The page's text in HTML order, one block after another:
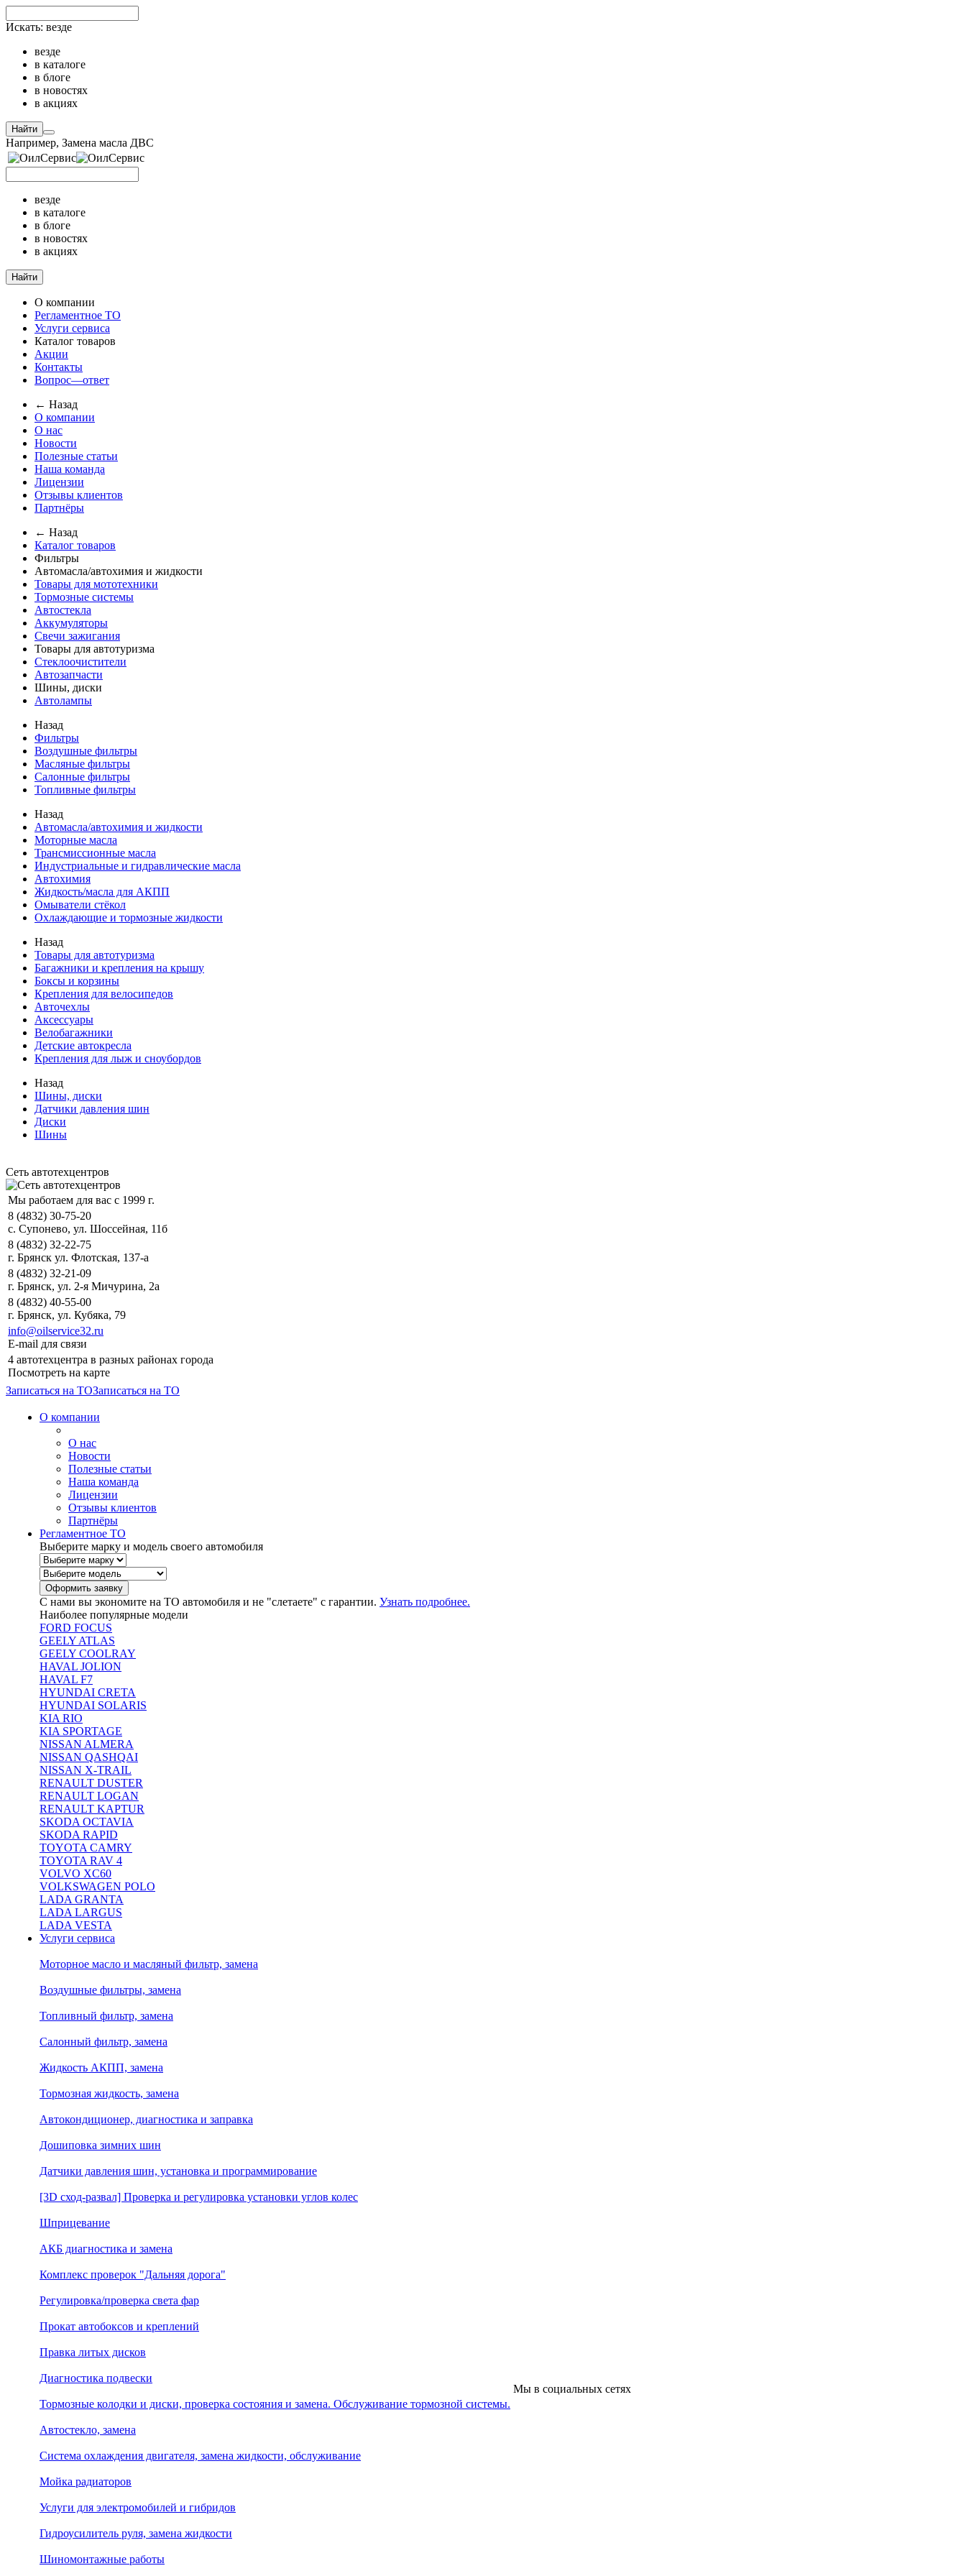
Искать: везде
везде
в каталоге
в блоге
в новостях
в акциях
Найти
Например, Замена масла ДВС
везде
в каталоге
в блоге
в новостях
в акциях
Найти
О компании
Регламентное ТО
Услуги сервиса
Каталог товаров
Акции
Контакты
Вопрос—ответ
← Назад
О компании
О нас
Новости
Полезные статьи
Наша команда
Лицензии
Отзывы клиентов
Партнёры
← Назад
Каталог товаров
Фильтры
Автомасла/автохимия и жидкости
Товары для мототехники
Тормозные системы
Автостекла
Аккумуляторы
Свечи зажигания
Товары для автотуризма
Стеклоочистители
Автозапчасти
Шины, диски
Автолампы
Назад
Фильтры
Воздушные фильтры
Масляные фильтры
Салонные фильтры
Топливные фильтры
Назад
Автомасла/автохимия и жидкости
Моторные масла
Трансмиссионные масла
Индустриальные и гидравлические масла
Автохимия
Жидкость/масла для АКПП
Омыватели стёкол
Охлаждающие и тормозные жидкости
Назад
Товары для автотуризма
Багажники и крепления на крышу
Боксы и корзины
Крепления для велосипедов
Авточехлы
Аксессуары
Велобагажники
Детские автокресла
Крепления для лыж и сноубордов
Назад
Шины, диски
Датчики давления шин
Диски
Шины
Сеть автотехцентров
Мы работаем для вас с 1999 г.
8 (4832) 30-75-20
с. Супонево, ул. Шоссейная, 11б
8 (4832) 32-22-75
г. Брянск ул. Флотская, 137-а
8 (4832) 32-21-09
г. Брянск, ул. 2-я Мичурина, 2а
8 (4832) 40-55-00
г. Брянск, ул. Кубяка, 79
info@oilservice32.ru
E-mail для связи
4 автотехцентра в разных районах города
Посмотреть на карте
Записаться на ТОЗаписаться на ТО
О компании
О нас
Новости
Полезные статьи
Наша команда
Лицензии
Отзывы клиентов
Партнёры
Регламентное ТО
Выберите марку и модель своего автомобиля
С нами вы экономите на ТО автомобиля и не "слетаете" с гарантии. Узнать подробнее.
Наиболее популярные модели
FORD FOCUS
GEELY ATLAS
GEELY COOLRAY
HAVAL JOLION
HAVAL F7
HYUNDAI CRETA
HYUNDAI SOLARIS
KIA RIO
KIA SPORTAGE
NISSAN ALMERA
NISSAN QASHQAI
NISSAN X-TRAIL
RENAULT DUSTER
RENAULT LOGAN
RENAULT KAPTUR
SKODA OCTAVIA
SKODA RAPID
TOYOTA CAMRY
TOYOTA RAV 4
VOLVO XC60
VOLKSWAGEN POLO
LADA GRANTA
LADA LARGUS
LADA VESTA
Услуги сервиса
Моторное масло и масляный фильтр, замена
Воздушные фильтры, замена
Топливный фильтр, замена
Салонный фильтр, замена
Жидкость АКПП, замена
Тормозная жидкость, замена
Автокондиционер, диагностика и заправка
Дошиповка зимних шин
Датчики давления шин, установка и программирование
[3D сход-развал] Проверка и регулировка установки углов колес
Шприцевание
АКБ диагностика и замена
Комплекс проверок "Дальняя дорога"
Регулировка/проверка света фар
Прокат автобоксов и креплений
Правка литых дисков
Диагностика подвески
Тормозные колодки и диски, проверка состояния и замена. Обслуживание тормозной системы.
Автостекло, замена
Система охлаждения двигателя, замена жидкости, обслуживание
Мойка радиаторов
Услуги для электромобилей и гибридов
Гидроусилитель руля, замена жидкости
Шиномонтажные работы
Мы в социальных сетях